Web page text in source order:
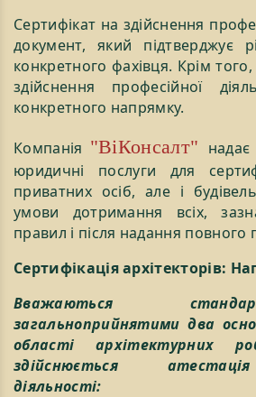
Сертифікат на здійснення
документ, який підтверджує
конкретного фахівця. Крім
здійснення професійної
конкретного напрямку.
Компанія "ВіКонсалт" надає
юридичні послуги для
приватних осіб, але і
умови дотримання всіх,
правил і після надання повного
Сертифікація архітекторів:
Вважаються
загальноприйнятими два
області архітектурних
здійснюється
діяльності: